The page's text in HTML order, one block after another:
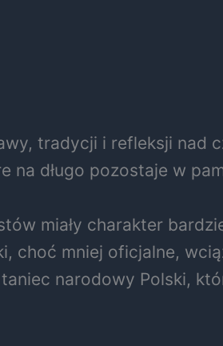
tradycji i refleksji nad
na długo pozostaje w
miały charakter
choć mniej oficjalne,
narodowy Polski,